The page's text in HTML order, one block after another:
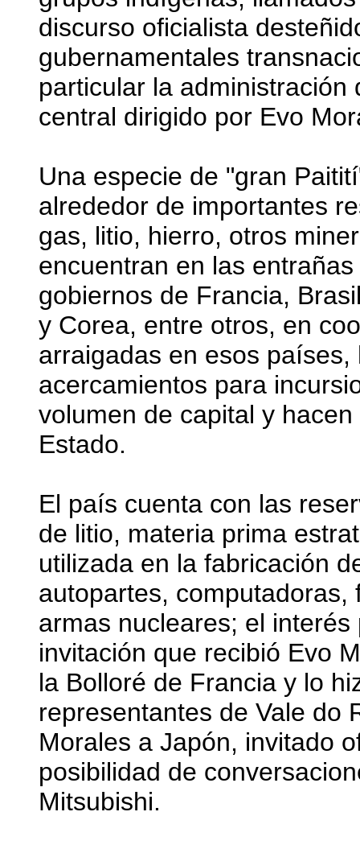
discurso oficialista
gubernamentales
particular la
central dirigido por Evo
Una especie de "gran
alrededor de importantes
gas, litio, hierro, otros
encuentran en las
gobiernos de Francia,
y Corea, entre otros, en
arraigadas en esos
acercamientos para
volumen de capital y
Estado.
El país cuenta con las
de litio, materia prima
utilizada en la fabricación
autopartes,
armas nucleares; el
invitación que recibió Evo
la Bolloré de Francia y lo
representantes de Vale do
Morales a Japón, invitado
posibilidad de
Mitsubishi.